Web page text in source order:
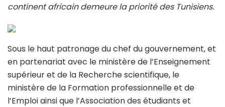
continent africain demeure la priorité des Tunisiens.
Sous le haut patronage du chef du gouvernement, et
en partenariat avec le ministère de l’Enseignement
supérieur et de la Recherche scientifique, le
ministère de la Formation professionnelle et de
l’Emploi ainsi que l’Association des étudiants et